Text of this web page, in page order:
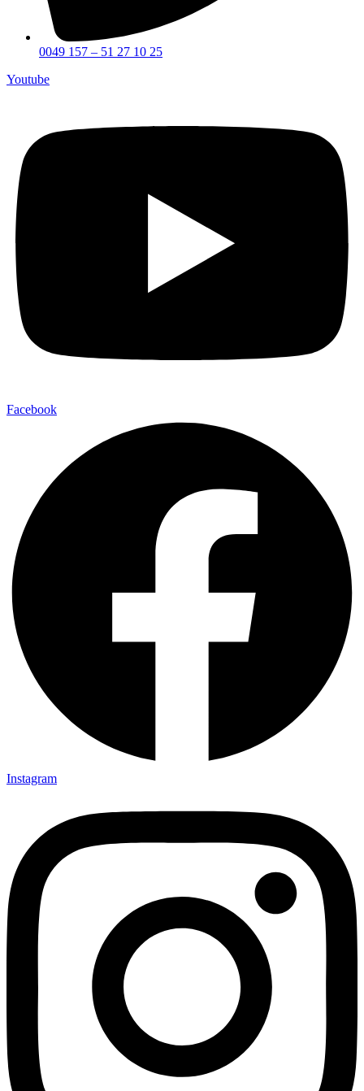
0049 157 – 51 27 10 25
Youtube
Facebook
Instagram